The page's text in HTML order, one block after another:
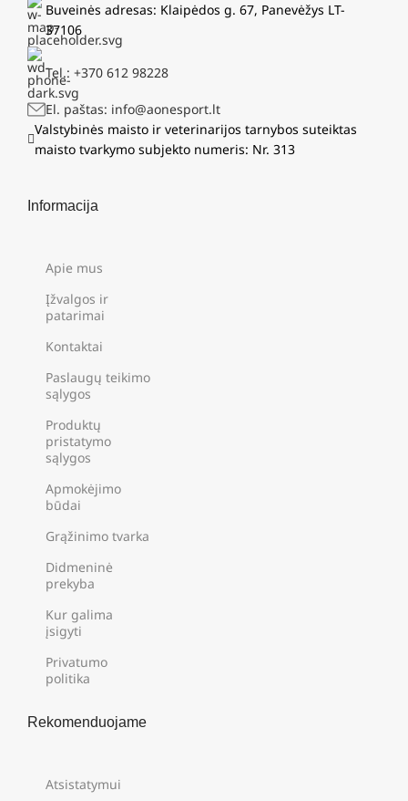
Buveinės adresas: Klaipėdos g. 67, Panevėžys LT-
37106
Tel.: +370 612 98228
El. paštas: info@aonesport.lt
Valstybinės maisto ir veterinarijos tarnybos suteiktas
maisto tvarkymo subjekto numeris: Nr. 313
Informacija
Apie mus
Įžvalgos ir
patarimai
Kontaktai
Paslaugų teikimo
sąlygos
Produktų
pristatymo
sąlygos
Apmokėjimo
būdai
Grąžinimo tvarka
Didmeninė
prekyba
Kur galima
įsigyti
Privatumo
politika
Rekomenduojame
Atsistatymui